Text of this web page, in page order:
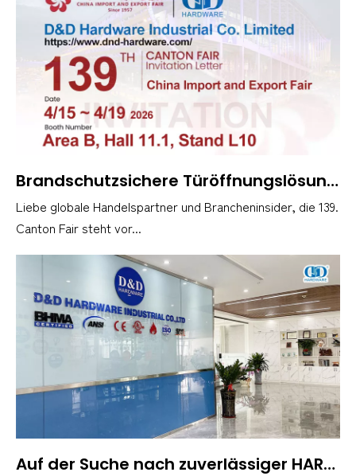
​Brandschutzsichere Türöffnungslösungen von D&D Hardware auf der 139. Canton Fair
Liebe globale Handelspartner und Brancheninsider, die 139.
Canton Fair steht vor...
Auf der Suche nach zuverlässiger HARDWARE INDUSTRIAL? Hier ist D&D HARDWARE INDUSTRIAL Co., Ltd